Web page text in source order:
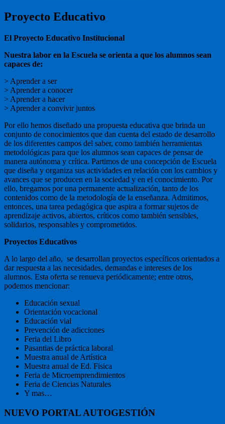
Proyecto Educativo
El Proyecto Educativo Institucional
Nuestra labor en la Escuela se orienta a que los alumnos sean
capaces de:
> Aprender a ser
> Aprender a conocer
> Aprender a hacer
> Aprender a convivir juntos
Por ello hemos diseñado una propuesta educativa que brinda un
conjunto de conocimientos que dan cuenta del estado de desarrollo
de los diferentes campos del saber, como también herramientas
metodológicas para que los alumnos sean capaces de pensar de
manera autónoma y crítica. Partimos de una concepción de Escuela
que diseña y organiza sus actividades en relación con los cambios y
avances que se producen en la sociedad y en el conocimiento. Por
ello, bregamos por una permanente actualización, tanto de los
contenidos como de la metodología de la enseñanza. Admitimos,
entonces, una tarea pedagógica que aspira a formar sujetos de
aprendizaje activos, abiertos, críticos como también sensibles,
solidarios, responsables y comprometidos.
Proyectos Educativos
A lo largo del año, se desarrollan proyectos específicos orientados a
dar respuesta a las necesidades, demandas e intereses de los
alumnos. Esta oferta se renueva periódicamente; entre otros,
podemos mencionar:
Educación sexual
Orientación vocacional
Educación vial
Prevención de adicciones
Feria del Libro
Pasantias de práctica laboral
Muestra anual de Artística
Muestra anual de Ed. Fisica
Feria de Microemprendimientos
Feria de Ciencias Naturales
Y mas…
NUEVO PORTAL AUTOGESTIÓN